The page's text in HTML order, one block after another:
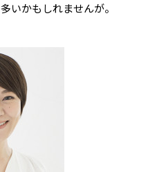
いかもしれませんが。